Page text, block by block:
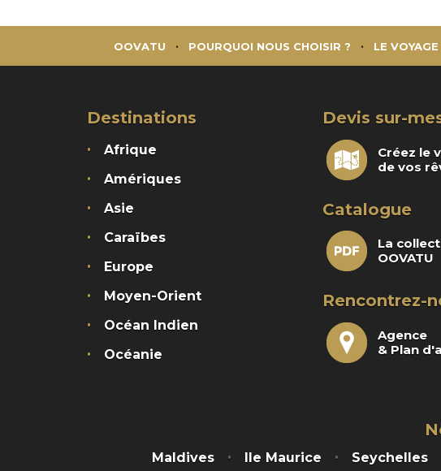
OOVATU POURQUOI NOUS CHOISIR ? LE
Destinations
Afrique
Amériques
Asie
Caraïbes
Europe
Moyen-Orient
Océan Indien
Océanie
Devis sur-
Créez le
de vos
Catalogue
La
OOVATU
Rencontrez-
Agence
& Plan
Maldives Ile Maurice Seychelles